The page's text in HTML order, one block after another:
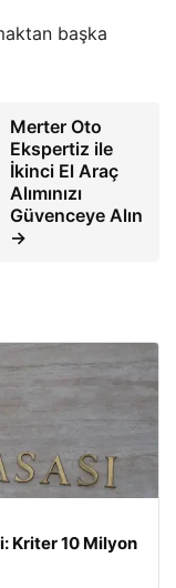
başka
Merter Oto
Ekspertiz ile
İkinci El Araç
Alımınızı
Güvenceye Alın
→
Kriter 10 Milyon